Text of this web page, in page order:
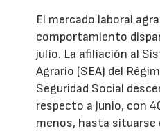
El mercado laboral
comportamiento
julio. La afiliación al
Agrario (SEA) del
Seguridad Social
respecto a junio, con
menos, hasta situarse